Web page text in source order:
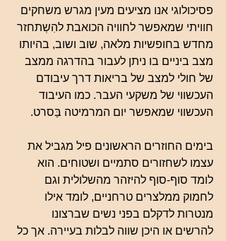
פסיכולוגי אנו מציעים מעין מגרש משחקים
חוויתי שמאפשר לחוויה הכואבת להִשְתחזר
מחדש בחופשיות מלאה, שוב ושוב, בהיותו
מצב ביניים בו ניתן לעבור בהדרגה ממצב
של חולי למצב של בריאות דרך עיבודם
העכשווי של משקעי העבר. כמו העיבוד
העכשווי שמאפשר יום המרמיטה בַּסרט.
בימים החוזרים הראשונים פיל מגביל את
עצמו לשחזורים סתמיים ושטוחים. הוא
לומד סוף-סוף להיזהר מהשלולית וגם
לחמוק ממלצרים טרחניים, לומד אילו
מנטרות לדקלם בפני נשים שברצונו
להרשים או היכן שווה לבלות בעיירה. אך כל